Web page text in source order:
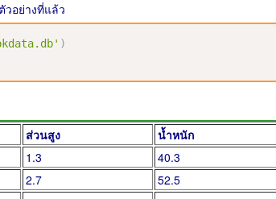
อย่างที่แล้ว
)
ส่วนสูง
น้ำหนัก
1.3
40.3
2.7
52.5